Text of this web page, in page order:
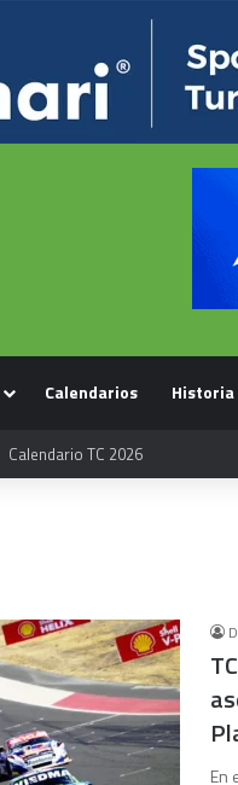
Calendarios Historia
Calendario TC 2026
En